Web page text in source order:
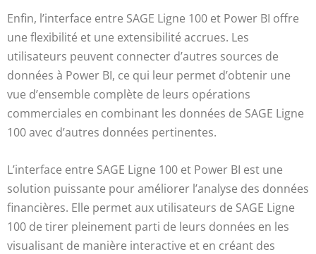
Enfin, l’interface entre SAGE Ligne 100 et Power BI offre
une flexibilité et une extensibilité accrues. Les
utilisateurs peuvent connecter d’autres sources de
données à Power BI, ce qui leur permet d’obtenir une
vue d’ensemble complète de leurs opérations
commerciales en combinant les données de SAGE Ligne
100 avec d’autres données pertinentes.
L’interface entre SAGE Ligne 100 et Power BI est une
solution puissante pour améliorer l’analyse des données
financières. Elle permet aux utilisateurs de SAGE Ligne
100 de tirer pleinement parti de leurs données en les
visualisant de manière interactive et en créant des